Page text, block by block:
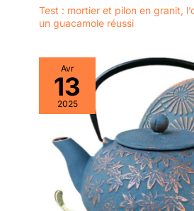
Test : mortier et pilon en granit,
un guacamole réussi
Avr
13
2025